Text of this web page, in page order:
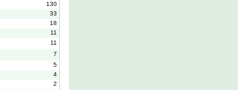
130
33
18
11
11
7
5
4
2